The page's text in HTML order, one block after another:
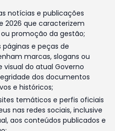
notícias e publicações
2026 que caracterizem
promoção da gestão;
e peças de
marcas, slogans ou
do atual Governo
dos documentos
e históricos;
temáticos e perfis oficiais
nas redes sociais, inclusive
aos conteúdos publicados e